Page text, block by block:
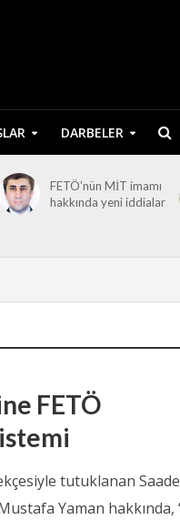
DARBELER
FETÖ’nün MİT imamı
hakkında yeni iddialar
FETÖ
tutuklanan
Yaman hakkında,